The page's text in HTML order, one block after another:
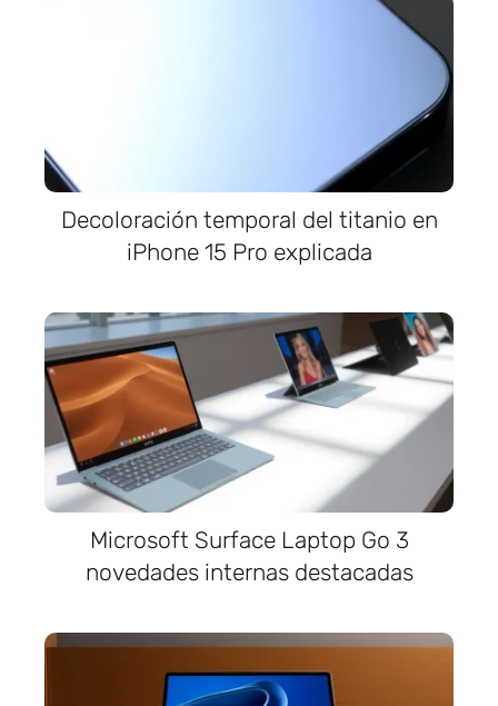
Decoloración temporal del titanio en
iPhone 15 Pro explicada
Microsoft Surface Laptop Go 3
novedades internas destacadas